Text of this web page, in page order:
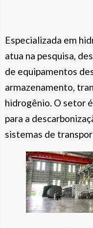
Especializada em
atua na pesquisa,
de equipamentos
armazenamento,
hidrogênio. O setor
para a
sistemas de